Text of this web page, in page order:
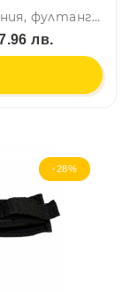
Ловен нож DRAGON COMPACT с кания, фултанг конструкция, инкрустации по острието и дръжка - круша
лв.
-28%